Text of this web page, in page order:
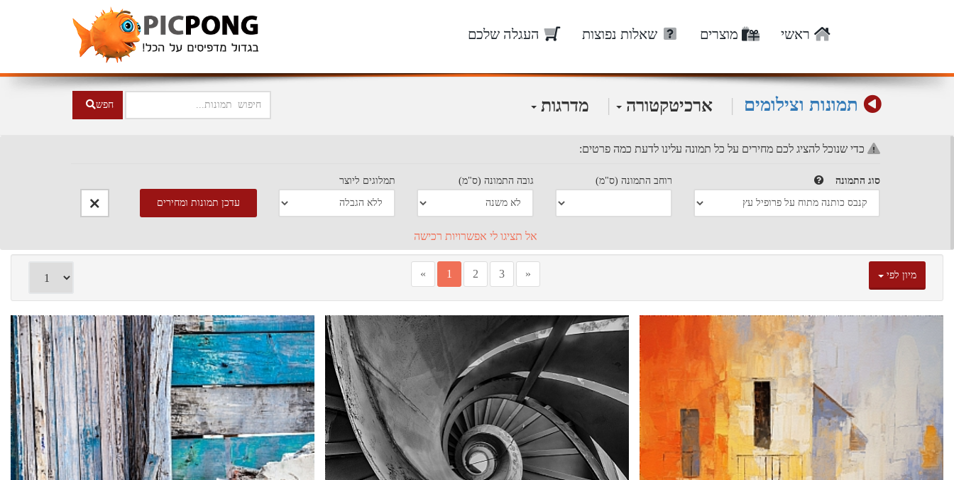
ראשי מוצרים שאלות נפוצות העגלה שלכם
תמונות וצילומים | ארכיטקטורה | מדרגות חפש
כדי שנוכל להציג לכם מחירים על כל תמונה עלינו לדעת כמה פרטים:
סוג התמונה רוחב התמונה (ס"מ) גובה התמונה (ס"מ) תמלוגים ליוצר
עדכן תמונות ומחירים
אל תציגו לי אפשרויות רכישה
» 1 2 3 « מיון לפי